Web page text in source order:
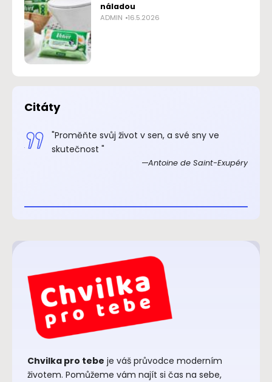
náladou
ADMIN 16.5.2026
Citáty
"Proměňte svůj život v sen, a své sny ve
skutečnost "
Antoine de Saint-Exupéry
Chvilka pro tebe je váš průvodce moderním
životem. Pomůžeme vám najít si čas na sebe,